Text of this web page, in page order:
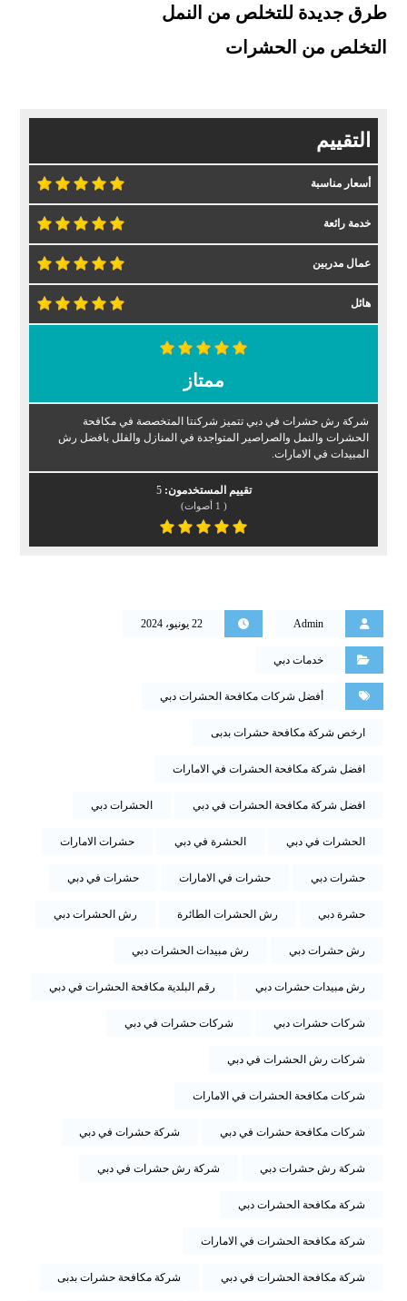
طرق جديدة للتخلص من النمل
التخلص من الحشرات
التقييم
أسعار مناسبة
خدمة رائعة
عمال مدربين
هائل
ممتاز
شركة رش حشرات في دبي تتميز شركنتا المتخصصة في مكافحة
الحشرات والنمل والصراصير المتواجدة في المنازل والفلل بافضل رش
المبيدات في الامارات.
تقييم المستخدمون:5
(
1 أصوات)
Admin 22 يونيو، 2024
خدمات دبي
أفضل شركات مكافحة الحشرات دبي
ارخص شركة مكافحة حشرات بدبى
افضل شركة مكافحة الحشرات في الامارات
افضل شركة مكافحة الحشرات في دبي الحشرات دبي
الحشرات في دبي الحشرة في دبي حشرات الامارات
حشرات دبي حشرات في الامارات حشرات في دبي
حشرة دبي رش الحشرات الطائرة رش الحشرات دبي
رش حشرات دبي رش مبيدات الحشرات دبي
رش مبيدات حشرات دبي رقم البلدية مكافحة الحشرات في دبي
شركات حشرات دبي شركات حشرات في دبي
شركات رش الحشرات في دبي
شركات مكافحة الحشرات في الامارات
شركات مكافحة حشرات في دبي شركة حشرات في دبي
شركة رش حشرات دبي شركة رش حشرات في دبي
شركة مكافحة الحشرات دبي
شركة مكافحة الحشرات في الامارات
شركة مكافحة الحشرات في دبي شركة مكافحة حشرات بدبى